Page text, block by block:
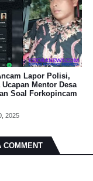
Lapor Polisi,
Ucapan Mentor Desa
Soal Forkopincam
2025
COMMENT